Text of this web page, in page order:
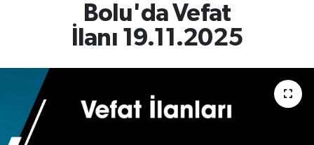
Bolu'da Vefat
İlanı 19.11.2025